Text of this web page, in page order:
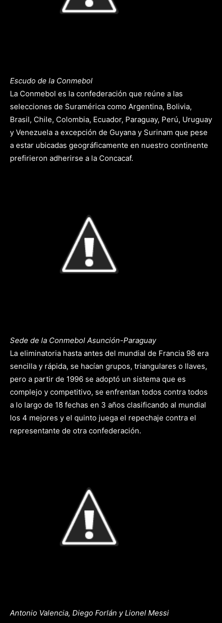
Escudo de la Conmebol
La Conmebol es la confederación que reúne a las
selecciones de Suramérica como Argentina, Bolivia,
Brasil, Chile, Colombia, Ecuador, Paraguay, Perú, Uruguay
y Venezuela a excepción de Guyana y Surinam que pese
a estar ubicadas geográficamente en nuestro continente
prefirieron adherirse a la Concacaf.
Sede de la Conmebol Asunción-Paraguay
La eliminatoria hasta antes del mundial de Francia 98 era
sencilla y rápida, se hacían grupos, triangulares o llaves,
pero a partir de 1996 se adoptó un sistema que es
complejo y competitivo, se enfrentan todos contra todos
a lo largo de 18 fechas en 3 años clasificando al mundial
los 4 mejores y el quinto juega el repechaje contra el
representante de otra confederación.
Antonio Valencia, Diego Forlán y Lionel Messi